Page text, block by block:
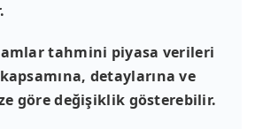
tahmini piyasa verileri
detaylarına ve
göre değişiklik gösterebilir.